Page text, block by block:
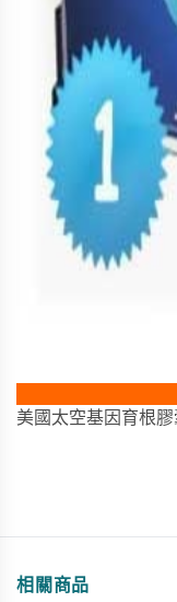
美國太空基因育根
相關商品